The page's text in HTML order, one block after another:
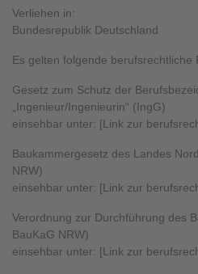
Verliehen in:
Bundesrepublik Deutschland
Es gelten folgende berufsrechtliche
Gesetz zum Schutz der
„Ingenieur/Ingenieurin“ (IngG)
einsehbar unter: [Link zur
Baukammergesetz des Landes
NRW)
einsehbar unter: [Link zur
Verordnung zur Durchführung des
BauKaG NRW)
einsehbar unter: [Link zur